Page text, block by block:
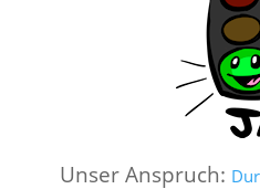
Unser Anspruch: